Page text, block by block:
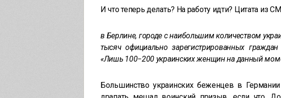
И что теперь делать? На работу идти? Цитата из
в Берлине, городе с наибольшим количеством
тысяч официально зарегистрированных
«Лишь 100−200 украинских женщин на данный
Большинство украинских беженцев в